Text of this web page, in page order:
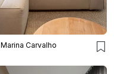
Marina Carvalho